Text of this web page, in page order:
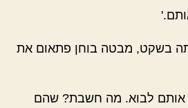
בשקט, מבטה בוחן פתאום את
אותם לבוא. מה חשבת? שהם